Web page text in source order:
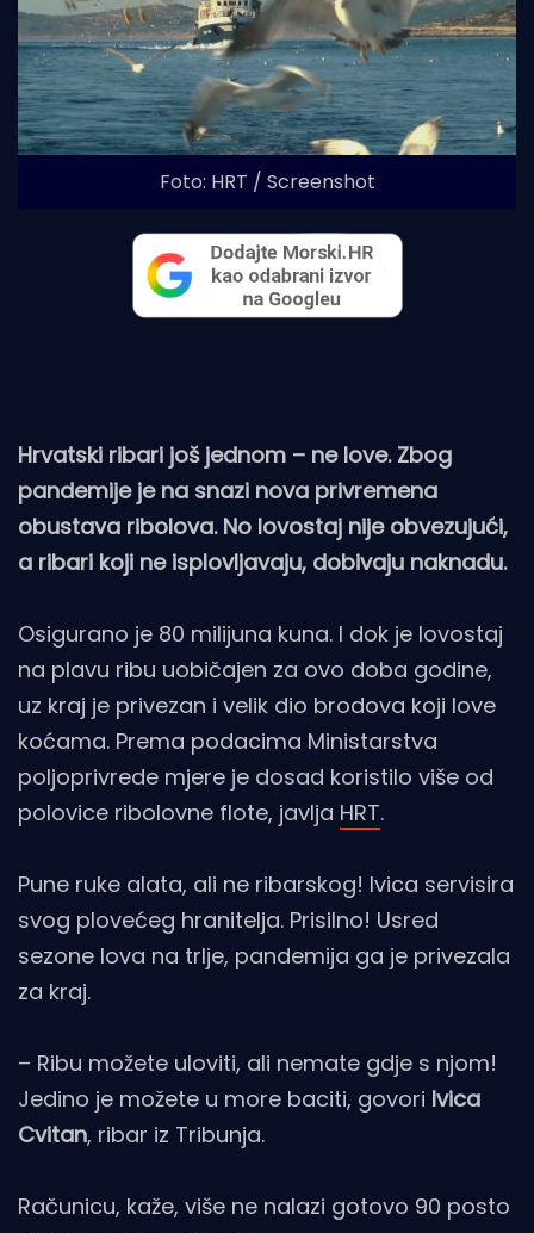
Foto: HRT / Screenshot
Hrvatski ribari još jednom – ne love. Zbog
pandemije je na snazi nova privremena
obustava ribolova. No lovostaj nije obvezujući,
a ribari koji ne isplovljavaju, dobivaju naknadu.
Osigurano je 80 milijuna kuna. I dok je lovostaj
na plavu ribu uobičajen za ovo doba godine,
uz kraj je privezan i velik dio brodova koji love
koćama. Prema podacima Ministarstva
poljoprivrede mjere je dosad koristilo više od
polovice ribolovne flote, javlja HRT.
Pune ruke alata, ali ne ribarskog! Ivica servisira
svog plovećeg hranitelja. Prisilno! Usred
sezone lova na trlje, pandemija ga je privezala
za kraj.
– Ribu možete uloviti, ali nemate gdje s njom!
Jedino je možete u more baciti, govori Ivica
Cvitan, ribar iz Tribunja.
Računicu, kaže, više ne nalazi gotovo 90 posto